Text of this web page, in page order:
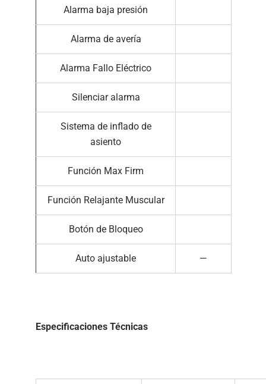
Alarma baja presión
Alarma de avería
Alarma Fallo Eléctrico
Silenciar alarma
Sistema de inflado de
asiento
Función Max Firm
Función Relajante Muscular
Botón de Bloqueo
Auto ajustable —
Especificaciones Técnicas